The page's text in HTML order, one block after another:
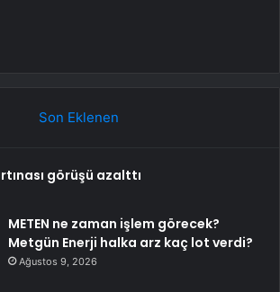
Son Eklenen
görüşü azalttı
METEN ne zaman işlem görecek?
Metgün Enerji halka arz kaç lot verdi?
Ağustos 9, 2026